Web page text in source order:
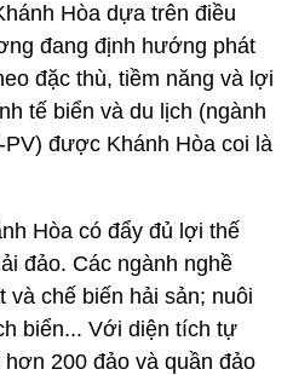
Hòa dựa trên điều
đang định hướng phát
đặc thù, tiềm năng và lợi
tế biển và du lịch (ngành
được Khánh Hòa coi là
Hòa có đẩy đủ lợi thế
đảo. Các ngành nghề
và chế biến hải sản; nuôi
biển... Với diện tích tự
200 đảo và quần đảo